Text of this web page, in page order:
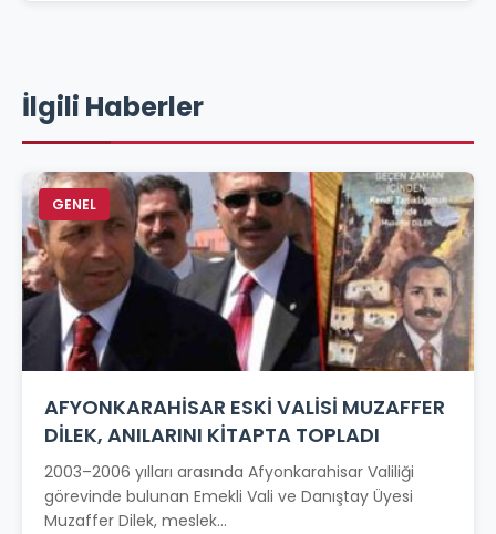
İlgili Haberler
GENEL
AFYONKARAHİSAR ESKİ VALİSİ MUZAFFER
DİLEK, ANILARINI KİTAPTA TOPLADI
2003–2006 yılları arasında Afyonkarahisar Valiliği
görevinde bulunan Emekli Vali ve Danıştay Üyesi
Muzaffer Dilek, meslek...